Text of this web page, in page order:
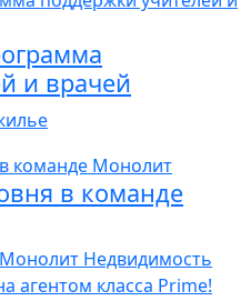
и врачей
в команде
Недвидимость
агентом класса Prime!